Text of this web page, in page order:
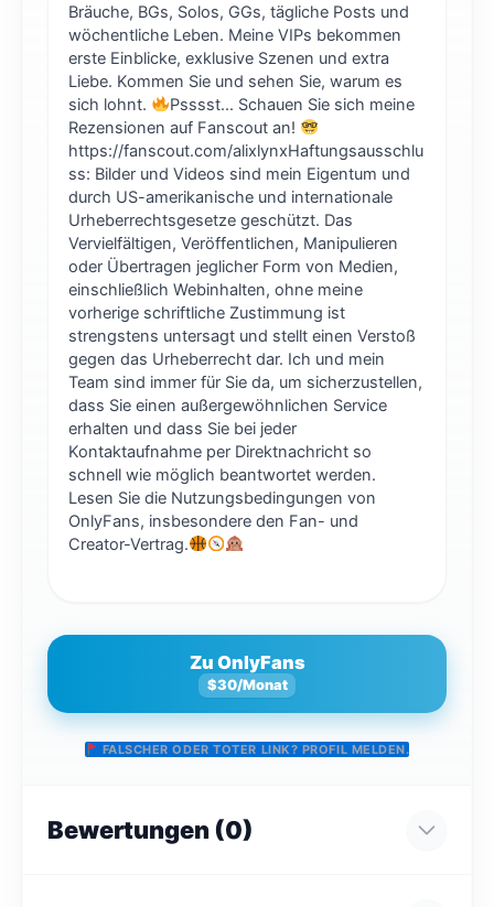
Bräuche, BGs, Solos, GGs, tägliche Posts und
wöchentliche Leben. Meine VIPs bekommen
erste Einblicke, exklusive Szenen und extra
Liebe. Kommen Sie und sehen Sie, warum es
sich lohnt.
Psssst... Schauen Sie sich meine
Rezensionen auf Fanscout an!
https://fanscout.com/alixlynxHaftungsausschlu
ss: Bilder und Videos sind mein Eigentum und
durch US-amerikanische und internationale
Urheberrechtsgesetze geschützt. Das
Vervielfältigen, Veröffentlichen, Manipulieren
oder Übertragen jeglicher Form von Medien,
einschließlich Webinhalten, ohne meine
vorherige schriftliche Zustimmung ist
strengstens untersagt und stellt einen Verstoß
gegen das Urheberrecht dar. Ich und mein
Team sind immer für Sie da, um sicherzustellen,
dass Sie einen außergewöhnlichen Service
erhalten und dass Sie bei jeder
Kontaktaufnahme per Direktnachricht so
schnell wie möglich beantwortet werden.
Lesen Sie die Nutzungsbedingungen von
OnlyFans, insbesondere den Fan- und
Creator-Vertrag.
Zu OnlyFans
$30/Monat
FALSCHER ODER TOTER LINK? PROFIL MELDEN.
Bewertungen (0)